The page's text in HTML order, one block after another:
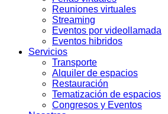
Reuniones virtuales
Streaming
Eventos por videollamada
Eventos hibridos
Servicios
Transporte
Alquiler de espacios
Restauración
Tematización de espacios
Congresos y Eventos